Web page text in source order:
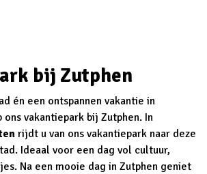
bij Zutphen
én een ontspannen vakantie in
vakantiepark bij Zutphen. In
rijdt u van ons vakantiepark naar deze
Ideaal voor een dag vol cultuur,
Na een mooie dag in Zutphen geniet